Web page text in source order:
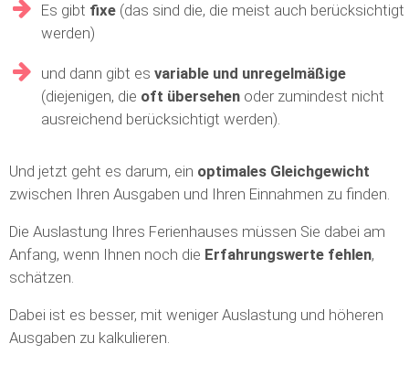
Es gibt fixe (das sind die, die meist auch berücksichtigt
werden)
und dann gibt esvariable und unregelmäßige
(diejenigen, die oft übersehen oder zumindest nicht
ausreichend berücksichtigt werden).
Und jetzt geht es darum, ein optimales Gleichgewicht
zwischen Ihren Ausgaben und Ihren Einnahmen zu finden.
Die Auslastung Ihres Ferienhauses müssen Sie dabei am
Anfang, wenn Ihnen noch die Erfahrungswerte fehlen,
schätzen.
Dabei ist es besser, mit weniger Auslastung und höheren
Ausgaben zu kalkulieren.